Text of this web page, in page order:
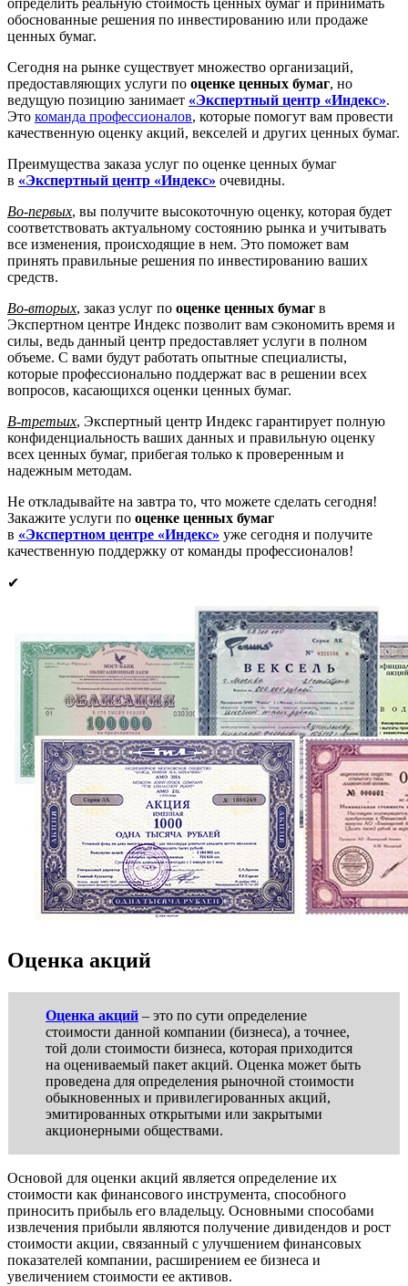
35 Оценка оружия от 1 500
от 3
36
Оценка содержимого
банковской ячейки
37
бумаг
от 1 500
определить реальную стоимость ценных бумаг и принимать
обоснованные решения по инвестированию или продаже
ценных бумаг.
Сегодня на рынке существует множество организаций,
предоставляющих услуги по оценке ценных бумаг, но
ведущую позицию занимает «Экспертный центр «Индекс».
Это команда профессионалов, которые помогут вам провести
качественную оценку акций, векселей и других ценных бумаг.
Преимущества заказа услуг по оценке ценных бумаг
в «Экспертный центр «Индекс» очевидны.
Во-первых, вы получите высокоточную оценку, которая будет
соответствовать актуальному состоянию рынка и учитывать
все изменения, происходящие в нем. Это поможет вам
принять правильные решения по инвестированию ваших
средств.
Во-вторых, заказ услуг по оценке ценных бумаг в
Экспертном центре Индекс позволит вам сэкономить время и
силы, ведь данный центр предоставляет услуги в полном
объеме. С вами будут работать опытные специалисты,
которые профессионально поддержат вас в решении всех
вопросов, касающихся оценки ценных бумаг.
В-третьих, Экспертный центр Индекс гарантирует полную
конфиденциальность ваших данных и правильную оценку
всех ценных бумаг, прибегая только к проверенным и
надежным методам.
Не откладывайте на завтра то, что можете сделать сегодня!
Закажите услуги по оценке ценных бумаг
в «Экспертном центре «Индекс» уже сегодня и получите
качественную поддержку от команды профессионалов!
✔
Оценка акций
Оценка акций – это по сути определение
стоимости данной компании (бизнеса), а точнее,
той доли стоимости бизнеса, которая приходится
на оцениваемый пакет акций. Оценка может быть
проведена для определения рыночной стоимости
обыкновенных и привилегированных акций,
эмитированных открытыми или закрытыми
акционерными обществами.
Основой для оценки акций является определение их
стоимости как финансового инструмента, способного
приносить прибыль его владельцу. Основными способами
извлечения прибыли являются получение дивидендов и рост
стоимости акции, связанный с улучшением финансовых
показателей компании, расширением ее бизнеса и
увеличением стоимости ее активов.